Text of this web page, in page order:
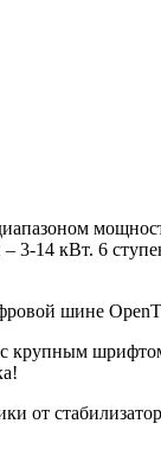
3-14 кВт. 6
шине
крупным
от